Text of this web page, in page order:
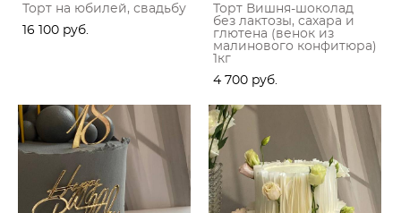
Торт на юбилей, свадьбу
16 100 pуб.
Торт Вишня-шоколад
без лактозы, cахара и
глютена (венок из
малинового конфитюра)
1кг
4 700 pуб.